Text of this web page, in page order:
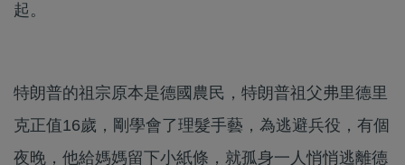
起。
特朗普的祖宗原本是德國農民，特朗普祖父弗里德里
克正值16歲，剛學會了理髮手藝，為逃避兵役，有個
夜晚，他給媽媽留下小紙條，就孤身一人悄悄逃離德